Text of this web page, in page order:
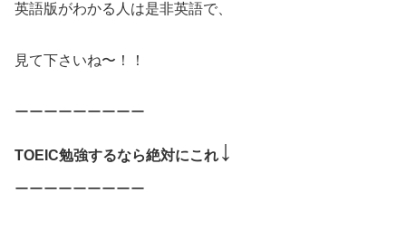
英語版がわかる人は是非英語で、
見て下さいね〜！！
ーーーーーーーーー
TOEIC勉強するなら絶対にこれ ↓
ーーーーーーーーー